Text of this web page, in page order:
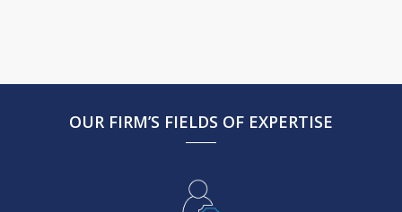
OUR FIRM’S FIELDS OF EXPERTISE